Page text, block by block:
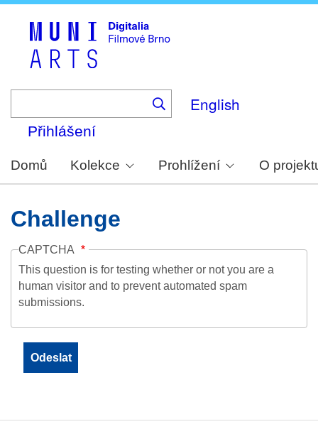
English
Přihlášení
Domů Kolekce Prohlížení O
Challenge
CAPTCHA
This question is for testing whether or not you are a
human visitor and to prevent automated spam
submissions.